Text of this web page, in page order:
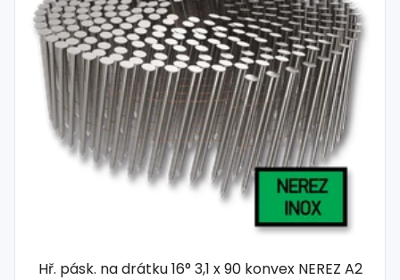
Hř. pásk. na drátku 16° 3,1 x 90 konvex NEREZ A2